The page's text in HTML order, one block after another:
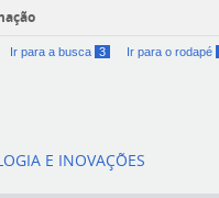
Ir para a busca 3 Ir para o rodapé
E INOVAÇÕES